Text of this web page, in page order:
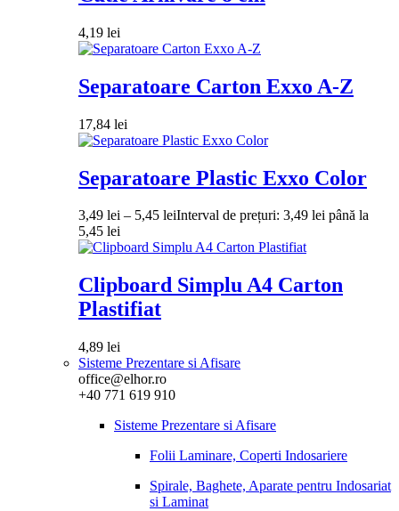
4,19 lei
Separatoare Carton Exxo A-Z
17,84 lei
Separatoare Plastic Exxo Color
3,49 lei – 5,45 leiInterval de prețuri: 3,49 lei până la
5,45 lei
Clipboard Simplu A4 Carton
Plastifiat
4,89 lei
Sisteme Prezentare si Afisare
office@elhor.ro
+40 771 619 910
Sisteme Prezentare si Afisare
Folii Laminare, Coperti Indosariere
Spirale, Baghete, Aparate pentru Indosariat
si Laminat